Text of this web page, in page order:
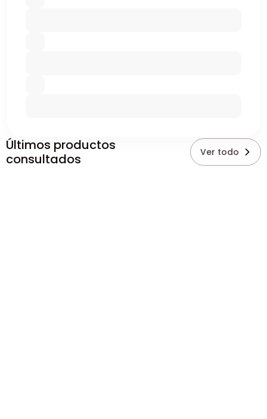
Últimos productos
consultados
Ver todo